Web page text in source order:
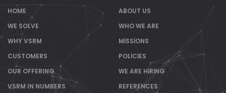
HOME
WE SOLVE
WHY VSRM
CUSTOMERS
OUR OFFERING
VSRM IN NUMBERS
ABOUT US
WHO WE ARE
MISSIONS
POLICIES
WE ARE HIRING
REFERENCES